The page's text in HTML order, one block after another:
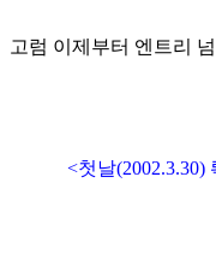
고럼 이제부터 엔트리
<첫날(2002.3.30)